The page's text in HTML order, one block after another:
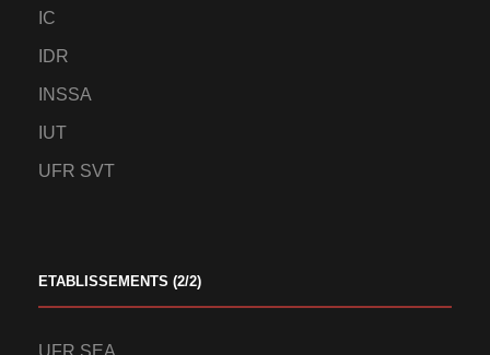
IC
IDR
INSSA
IUT
UFR SVT
ETABLISSEMENTS (2/2)
UFR SEA